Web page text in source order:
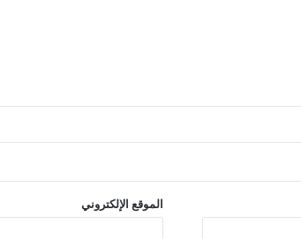
الموقع الإلكتروني